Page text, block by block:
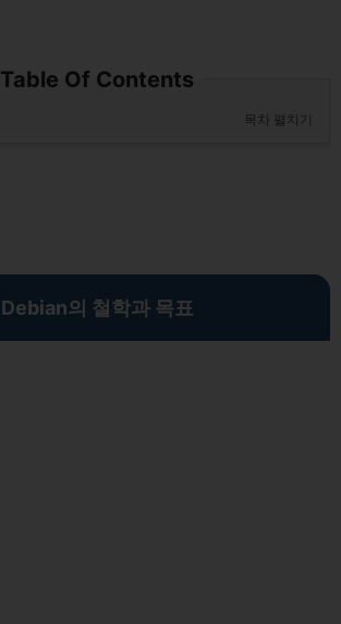
Table Of Contents
목차 펼치기
Debian의 철학과 목표